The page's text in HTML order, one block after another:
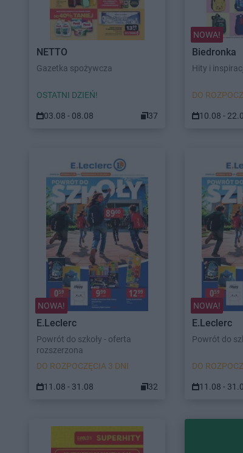
NETTO
Gazetka spożywcza
OSTATNI DZIEŃ!
03.08 - 08.08 37
NOWA!
Biedronka
Hity i
DO
10.08 -
NOWA!
E.Leclerc
Powrót do szkoły - oferta
rozszerzona
DO ROZPOCZĘCIA 3 DNI
11.08 - 31.08 32
NOWA!
E.Leclerc
Powrót do
DO
11.08 -